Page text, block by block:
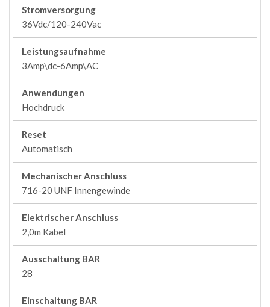
Stromversorgung
36Vdc/120-240Vac
Leistungsaufnahme
3Amp\dc-6Amp\AC
Anwendungen
Hochdruck
Reset
Automatisch
Mechanischer Anschluss
716-20 UNF Innengewinde
Elektrischer Anschluss
2,0m Kabel
Ausschaltung BAR
28
Einschaltung BAR